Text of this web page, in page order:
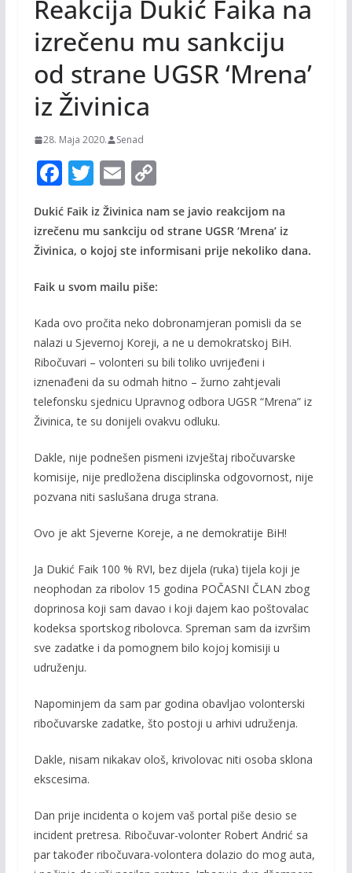
Reakcija Dukić Faika na
izrečenu mu sankciju
od strane UGSR ‘Mrena’
iz Živinica
28. Maja 2020. Senad
F
ac
e
b
o
k
T
w
itt
er
E
m
ai
l
C
p
y
n
k
Dukić Faik iz Živinica nam se javio reakcijom na
izrečenu mu sankciju od strane UGSR ‘Mrena’ iz
Živinica, o kojoj ste informisani prije nekoliko dana.
Faik u svom mailu piše:
Kada ovo pročita neko dobronamjeran pomisli da se
nalazi u Sjevernoj Koreji, a ne u demokratskoj BiH.
Ribočuvari – volonteri su bili toliko uvrijeđeni i
iznenađeni da su odmah hitno – žurno zahtjevali
telefonsku sjednicu Upravnog odbora UGSR “Mrena” iz
Živinica, te su donijeli ovakvu odluku.
Dakle, nije podnešen pismeni izvještaj ribočuvarske
komisije, nije predložena disciplinska odgovornost, nije
pozvana niti saslušana druga strana.
Ovo je akt Sjeverne Koreje, a ne demokratije BiH!
Ja Dukić Faik 100 % RVI, bez dijela (ruka) tijela koji je
neophodan za ribolov 15 godina POČASNI ČLAN zbog
doprinosa koji sam davao i koji dajem kao poštovalac
kodeksa sportskog ribolovca. Spreman sam da izvršim
sve zadatke i da pomognem bilo kojoj komisiji u
udruženju.
Napominjem da sam par godina obavljao volonterski
ribočuvarske zadatke, što postoji u arhivi udruženja.
Dakle, nisam nikakav ološ, krivolovac niti osoba sklona
ekscesima.
Dan prije incidenta o kojem vaš portal piše desio se
incident pretresa. Ribočuvar-volonter Robert Andrić sa
par također ribočuvara-volontera dolazio do mog auta,